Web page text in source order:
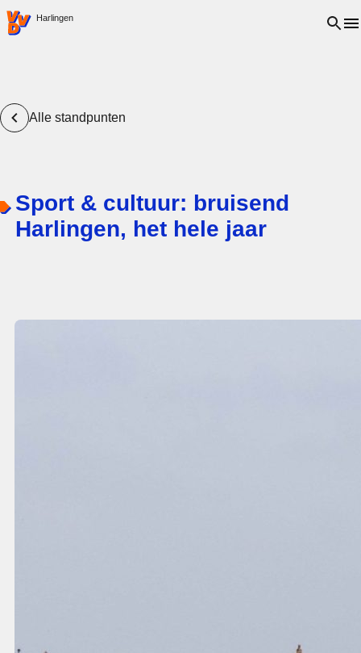
VVD.nl - Ga naar de homepage
Harlingen Open
Alle standpunten
Sport & cultuur: bruisend
Harlingen, het hele jaar